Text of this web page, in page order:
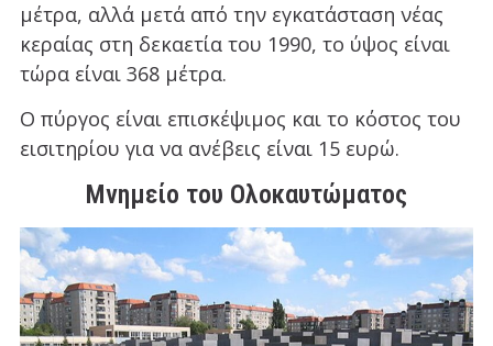
μέτρα, αλλά μετά από την εγκατάσταση νέας
κεραίας στη δεκαετία του 1990, το ύψος είναι
τώρα είναι 368 μέτρα.
Ο πύργος είναι επισκέψιμος και το κόστος του
εισιτηρίου για να ανέβεις είναι 15 ευρώ.
Μνημείο του Ολοκαυτώματος